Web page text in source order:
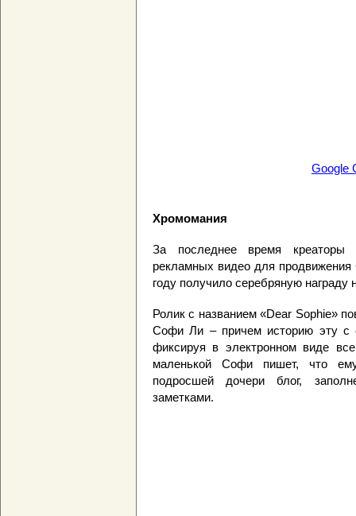
Google
Хромомания
За последнее время креаторы
рекламных видео для
году получило серебряную
Ролик с названием «Dear Sophie»
Софи Ли – причем историю эту с
фиксируя в электронном виде
маленькой Софи пишет, что
подросшей дочери блог,
заметками.